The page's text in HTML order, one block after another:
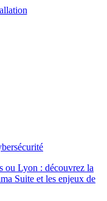
ou Lyon : découvrez la
Suite et les enjeux de